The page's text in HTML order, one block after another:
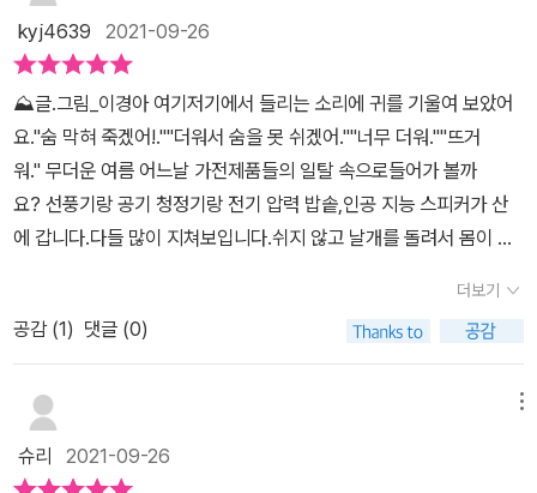
kyj4639 2021-09-26
⛰글.그림_이경아 여기저기에서 들리는 소리에 귀를 기울여 보았어
요."숨 막혀 죽겠어!.""더워서 숨을 못 쉬겠어.""너무 더워.""뜨거
워." 무더운 여름 어느날 가전제품들의 일탈 속으로들어가 볼까
요? 선풍기랑 공기 청정기랑 전기 압력 밥솥,인공 지능 스피커가 산
에 갑니다.다들 많이 지쳐보입니다.쉬지 않고 날개를 돌려서 몸이 뜨
간 부름을 듣고 대답하는 인공 지능 스피커,우리에게 언제나 따뜻
한 밥을 제공해주는 압력 밥솥까지모두 벌겋게 달아오른 상태예요.지
친 하루 속에서 그림책을 보며 함께 뒷 산에 오르는 기분을 느꼈어요.
지금 이 글을 쓰고 있는 중에도선풍기는 돌아가고,밥 솥에 밥은 보
줘"라고 부름에 대답해주었어요.그렇게 한 걸음 한 걸음 산을 오르
더보기
공감 (1) 댓글 (0)
슈리 2021-09-26